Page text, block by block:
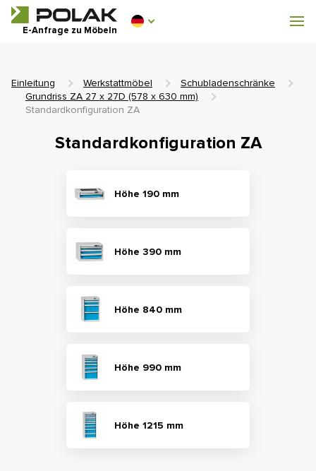
E-Anfrage zu Möbeln
Werkstattmöbel
0 €
Einleitung Werkstattmöbel
Schubladenschränke
Grundriss ZA 27 x 27D (578 x 630 mm)
Standardkonfiguration ZA
Standardkonfiguration ZA
Höhe 190 mm
Höhe 390 mm
Höhe 840 mm
Höhe 990 mm
Höhe 1215 mm